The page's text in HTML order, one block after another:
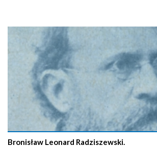
Bronisław Leonard Radziszewski.